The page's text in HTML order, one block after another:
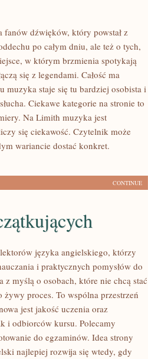
dźwięków, który powstał z
po całym dniu, ale też o tych,
w którym brzmienia spotykają
się z legendami. Całość ma
muzyka staje się tu bardziej osobista i
Ciekawe kategorie na stronie to
Na Limith muzyka jest
się ciekawość. Czytelnik może
wariancie dostać konkret.
CONTINUE
języka angielskiego, którzy
i praktycznych pomysłów do
z myślą o osobach, które nie chcą stać
proces. To wspólna przestrzeń
jest jakość uczenia oraz
i odbiorców kursu. Polecamy
do egzaminów. Idea strony
najlepiej rozwija się wtedy, gdy